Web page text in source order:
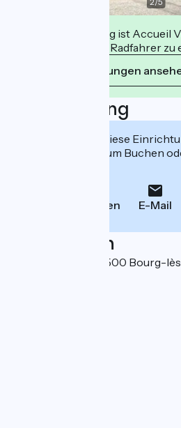
Diese Einrichtung ist Accueil
verpflichtet sich, Radfahrer zu
Ihre Verpflichtungen
Beschreibung
Interessiert Sie diese
deren Website zum Buchen
Anrufen E-Mail
Localisation
Espace Girodet 26500 Bourg-